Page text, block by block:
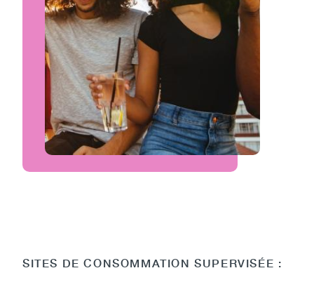
SITES DE CONSOMMATION SUPERVISÉE :